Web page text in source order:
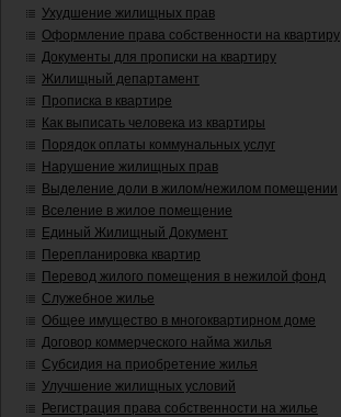
Ухудшение жилищных прав
Оформление права собственности на квартиру
Документы для прописки на квартиру
Жилищный департамент
Прописка в квартире
Как выписать человека из квартиры
Порядок оплаты коммунальных услуг
Нарушение жилищных прав
Выделение доли в жилом/нежилом помещении
Вселение в жилое помещение
Единый Жилищный Документ
Перепланировка квартир
Перевод жилого помещения в нежилой фонд
Служебное жилье
Общее имущество в многоквартирном доме
Договор коммерческого найма жилья
Субсидия на приобретение жилья
Улучшение жилищных условий
Регистрация права собственности на жилье